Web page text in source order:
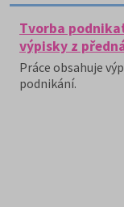
Tvorba
výpisky z
Práce obsahuje
podnikání.